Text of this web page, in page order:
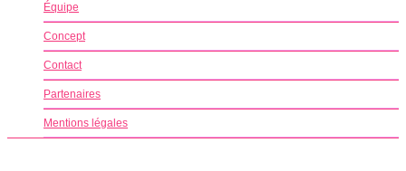
Équipe
Concept
Contact
Partenaires
Mentions légales